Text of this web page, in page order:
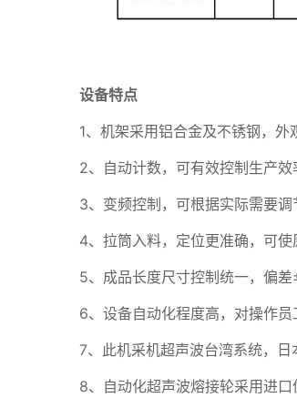
设备特点
1、机架采用铝合金及不锈钢，外
2、自动计数，可有效控制生产效
3、变频控制，可根据实际需要调
4、拉筒入料，定位更准确，可使
5、成品长度尺寸控制统一，偏差
6、设备自动化程度高，对操作员
7、此机采机超声波台湾系统，日
8、自动化超声波熔接轮采用进口